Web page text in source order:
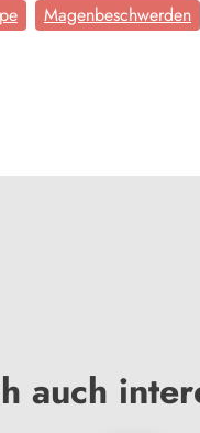
Magenbeschwerden
auch